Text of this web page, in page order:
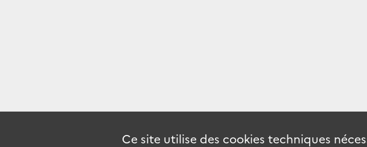
Ce site utilise des cookies techniques